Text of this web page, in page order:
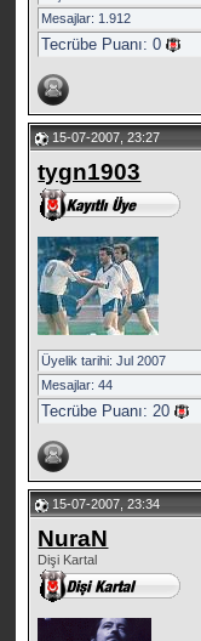
Mesajlar: 1.912
Tecrübe Puanı:0
15-07-2007, 23:27
tygn1903
Üyelik tarihi: Jul 2007
Mesajlar: 44
Tecrübe Puanı:20
15-07-2007, 23:34
NuraN
Dişi Kartal